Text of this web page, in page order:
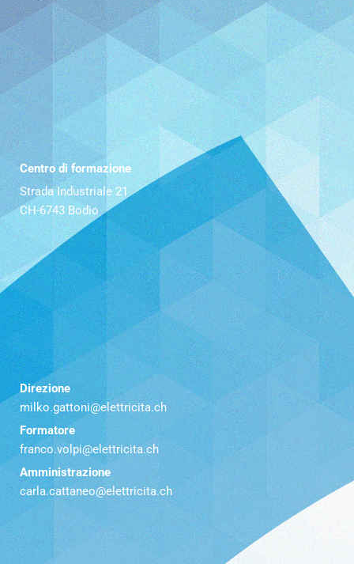
Centro di formazione
Strada Industriale 21
CH-6743 Bodio
Direzione
milko.gattoni@elettricita.ch
Formatore
franco.volpi@elettricita.ch
Amministrazione
carla.cattaneo@elettricita.ch